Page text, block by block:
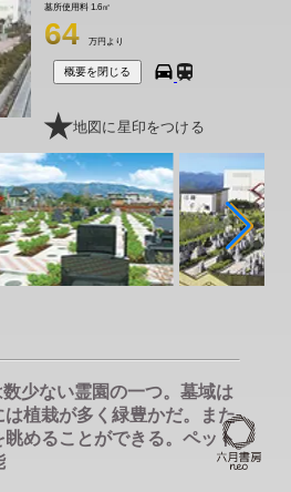
墓所使用料 1.6㎡
64 万円より
概要を閉じる
地図に星印をつける
少ない霊園の一つ。墓域は
植栽が多く緑豊かだ。また
めることができる。ペット